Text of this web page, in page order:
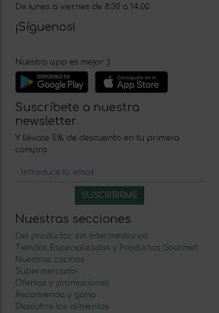
De lunes a viernes de 8:30 a 14:00
¡Síguenos!
Nuestra app es mejor :)
Suscríbete a nuestra
newsletter
Y llévate 5% de descuento en tu primera
compra
Nuestras secciones
Del productor, sin intermediarios
Tiendas Especializadas y Productos Gourmet
Nuestras cocinas
Supermercado
Ofertas y promociones
Recomienda y gana
Descubre los alimentos